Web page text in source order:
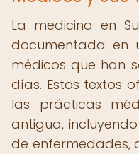
La medicina en
documentada en
médicos que han
días. Estos textos
las prácticas
antigua,
de enfermedades,